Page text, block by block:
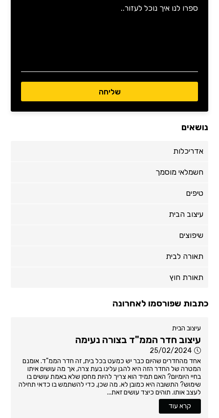
נושאים
אדריכלות
חשמלאי מוסמך
טיפים
עיצוב הבית
שיפוצים
תאורה לבית
תאורת חוץ
כתבות שפורסמו לאחרונה
עיצוב הבית
עיצוב חדר הממ"ד בצורה נעימה
25/02/2024
אחד מהחדרים שהיום כבר יש כמעט בכל בית, זה חדר הממ"ד. אומנם
המטרה של החדר הזה היא להגן עלינו בעת צרה, אך מה עושים איתו
בחיי היומיום? האם תמיד הוא צריך להיות מחסן שלא באמת עושים בו
שימוש? התשובה היא כמובן לא. מה שכן, כדי להשתמש בו כדאי תחילה
לעצב אותו. תוהים כיצד עושים זאת...
קרא עוד